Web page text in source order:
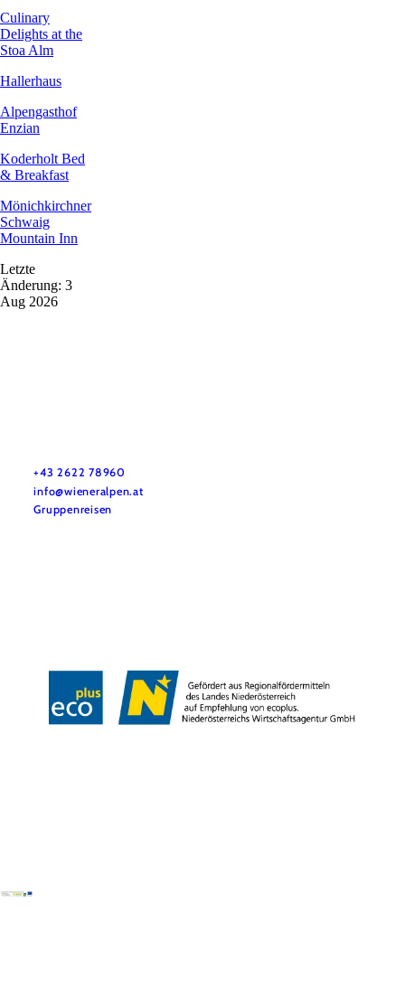
Culinary
Delights at the
Stoa Alm
Hallerhaus
Alpengasthof
Enzian
Koderholt Bed
& Breakfast
Mönichkirchner
Schwaig
Mountain Inn
Letzte
Änderung: 3
Aug 2026
+43 2622 78960
info@wieneralpen.at
Gruppenreisen